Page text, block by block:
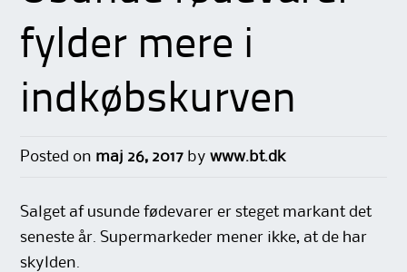
fylder mere i
indkøbskurven
Posted on maj 26, 2017 bywww.bt.dk
Salget af usunde fødevarer er steget markant det
seneste år. Supermarkeder mener ikke, at de har
skylden.